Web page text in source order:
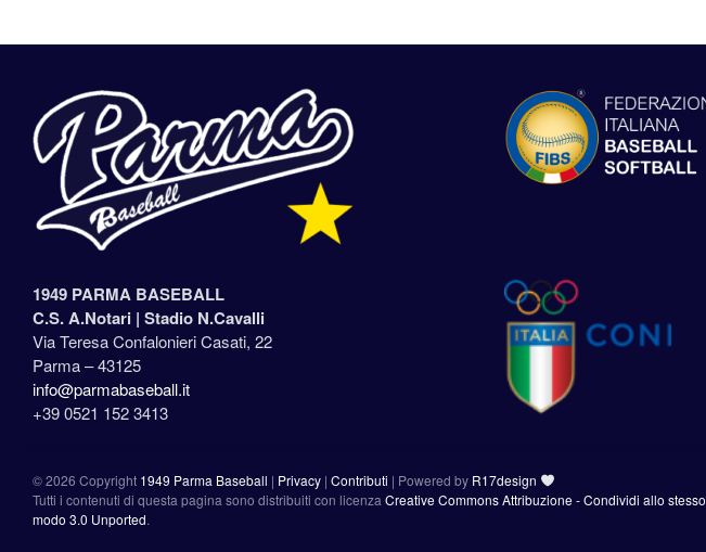
1949 PARMA BASEBALL
C.S. A.Notari | Stadio N.Cavalli
Via Teresa Confalonieri Casati, 22
Parma – 43125
info@parmabaseball.it
+39 0521 152 3413
©2026 Copyright 1949 Parma Baseball | Privacy | Contributi | Powered by R17design
Tutti i contenuti di questa pagina sono distribuiti con licenza Creative Commons Attribuzione - Condividi allo stesso
modo 3.0 Unported.